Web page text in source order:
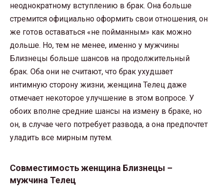
неоднократному вступлению в брак. Она больше
стремится официально оформить свои отношения, он
же готов оставаться «не пойманным» как можно
дольше. Но, тем не менее, именно у мужчины
Близнецы больше шансов на продолжительный
брак. Оба они не считают, что брак ухудшает
интимную сторону жизни, женщина Телец даже
отмечает некоторое улучшение в этом вопросе. У
обоих вполне средние шансы на измену в браке, но
он, в случае чего потребует развода, а она предпочтет
уладить все мирным путем.
Совместимость женщина Близнецы –
мужчина Телец